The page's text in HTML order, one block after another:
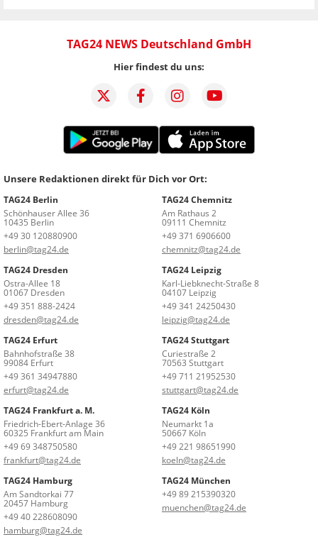
TAG24 NEWS Deutschland GmbH
Hier findest du uns:
Unsere Redaktionen direkt für Dich vor Ort:
TAG24 Berlin
Schönhauser Allee 36
10435 Berlin
+49 30 120880900
berlin@tag24.de
TAG24 Chemnitz
Am Rathaus 2
09111 Chemnitz
+49 371 6906600
chemnitz@tag24.de
TAG24 Dresden
Ostra-Allee 18
01067 Dresden
+49 351 888-2424
dresden@tag24.de
TAG24 Leipzig
Karl-Liebknecht-Straße 8
04107 Leipzig
+49 341 24250430
leipzig@tag24.de
TAG24 Erfurt
Bahnhofstraße 38
99084 Erfurt
+49 361 34947880
erfurt@tag24.de
TAG24 Stuttgart
Curiestraße 2
70563 Stuttgart
+49 711 21952530
stuttgart@tag24.de
TAG24 Frankfurt a. M.
Friedrich-Ebert-Anlage 36
60325 Frankfurt am Main
+49 69 348750580
frankfurt@tag24.de
TAG24 Köln
Neumarkt 1a
50667 Köln
+49 221 98651990
koeln@tag24.de
TAG24 Hamburg
Am Sandtorkai 77
20457 Hamburg
+49 40 228608090
hamburg@tag24.de
TAG24 München
+49 89 215390320
muenchen@tag24.de